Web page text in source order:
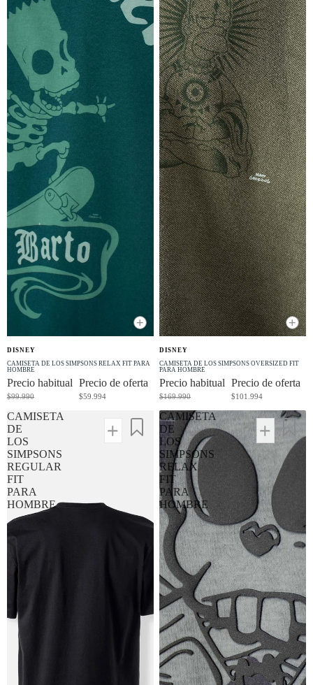
-40% OFF
+
DISNEY
CAMISETA DE LOS SIMPSONS RELAX FIT PARA
HOMBRE
Precio de oferta
$59.994
Precio habitual
$99.990
-40% OFF
+
DISNEY
CAMISETA DE LOS SIMPSONS OVERSIZED FIT
PARA HOMBRE
Precio de oferta
$101.994
Precio habitual
$169.990
CAMISETA
DE
LOS
SIMPSONS
REGULAR
FIT
PARA
HOMBRE
CAMISETA
DE
LOS
SIMPSONS
RELAX
FIT
PARA
HOMBRE